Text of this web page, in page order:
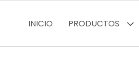
INICIO PRODUCTOS